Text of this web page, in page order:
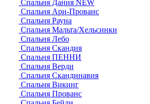
Спальня Дания NEW
Спальня Ари-Прованс
Спальня Рауна
Спальня Мальта/Хельсинки
Спальня Лебо
Спальня Скандия
Спальня ПЕННИ
Спальня Верди
Спальня Скандинавия
Спальня Викинг
Спальня Прованс